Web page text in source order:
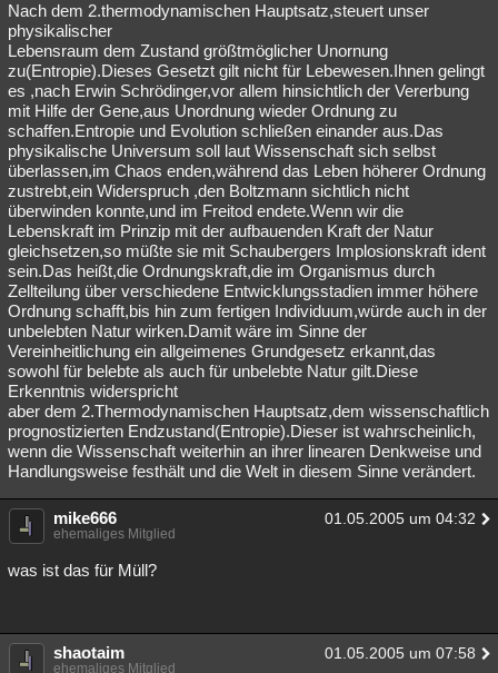
Nach dem 2.thermodynamischen Hauptsatz,steuert unser
physikalischer
Lebensraum dem Zustand größtmöglicher Unornung
zu(Entropie).Dieses Gesetzt gilt nicht für Lebewesen.Ihnen gelingt
es ,nach Erwin Schrödinger,vor allem hinsichtlich der Vererbung
mit Hilfe der Gene,aus Unordnung wieder Ordnung zu
schaffen.Entropie und Evolution schließen einander aus.Das
physikalische Universum soll laut Wissenschaft sich selbst
überlassen,im Chaos enden,während das Leben höherer Ordnung
zustrebt,ein Widerspruch ,den Boltzmann sichtlich nicht
überwinden konnte,und im Freitod endete.Wenn wir die
Lebenskraft im Prinzip mit der aufbauenden Kraft der Natur
gleichsetzen,so müßte sie mit Schaubergers Implosionskraft ident
sein.Das heißt,die Ordnungskraft,die im Organismus durch
Zellteilung über verschiedene Entwicklungsstadien immer höhere
Ordnung schafft,bis hin zum fertigen Individuum,würde auch in der
unbelebten Natur wirken.Damit wäre im Sinne der
Vereinheitlichung ein allgeimenes Grundgesetz erkannt,das
sowohl für belebte als auch für unbelebte Natur gilt.Diese
Erkenntnis widerspricht
aber dem 2.Thermodynamischen Hauptsatz,dem wissenschaftlich
prognostizierten Endzustand(Entropie).Dieser ist wahrscheinlich,
wenn die Wissenschaft weiterhin an ihrer linearen Denkweise und
Handlungsweise festhält und die Welt in diesem Sinne verändert.
mike666 01.05.2005 um 04:32
ehemaliges Mitglied
was ist das für Müll?
shaotaim 01.05.2005 um 07:58
ehemaliges Mitglied